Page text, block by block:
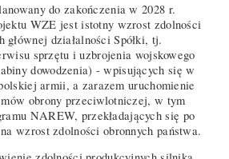
do zakończenia w 2028 r.
WZE jest istotny wzrost zdolności
działalności Spółki, tj.
sprzętu i uzbrojenia wojskowego
dowodzenia) - wpisujących się w
armii, a zarazem uruchomienie
obrony przeciwlotniczej, w tym
NAREW, przekładających się po
wzrost zdolności obronnych państwa.